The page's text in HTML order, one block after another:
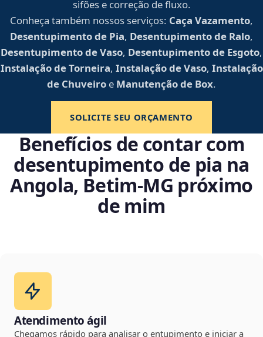
sifões e correção de fluxo.
Conheça também nossos serviços: Caça Vazamento,
Desentupimento de Pia, Desentupimento de Ralo,
Desentupimento de Vaso, Desentupimento de Esgoto,
Instalação de Torneira, Instalação de Vaso, Instalação
de Chuveiro e Manutenção de Box.
SOLICITE SEU ORÇAMENTO
Benefícios de contar com
desentupimento de pia na
Angola, Betim‑MG próximo
de mim
Atendimento ágil
Chegamos rápido para analisar o entupimento e iniciar a